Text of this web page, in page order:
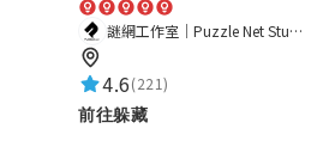
謎網工作室｜Puzzle Net Studio
4.6(221)
前往躲藏